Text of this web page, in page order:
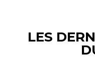
LES